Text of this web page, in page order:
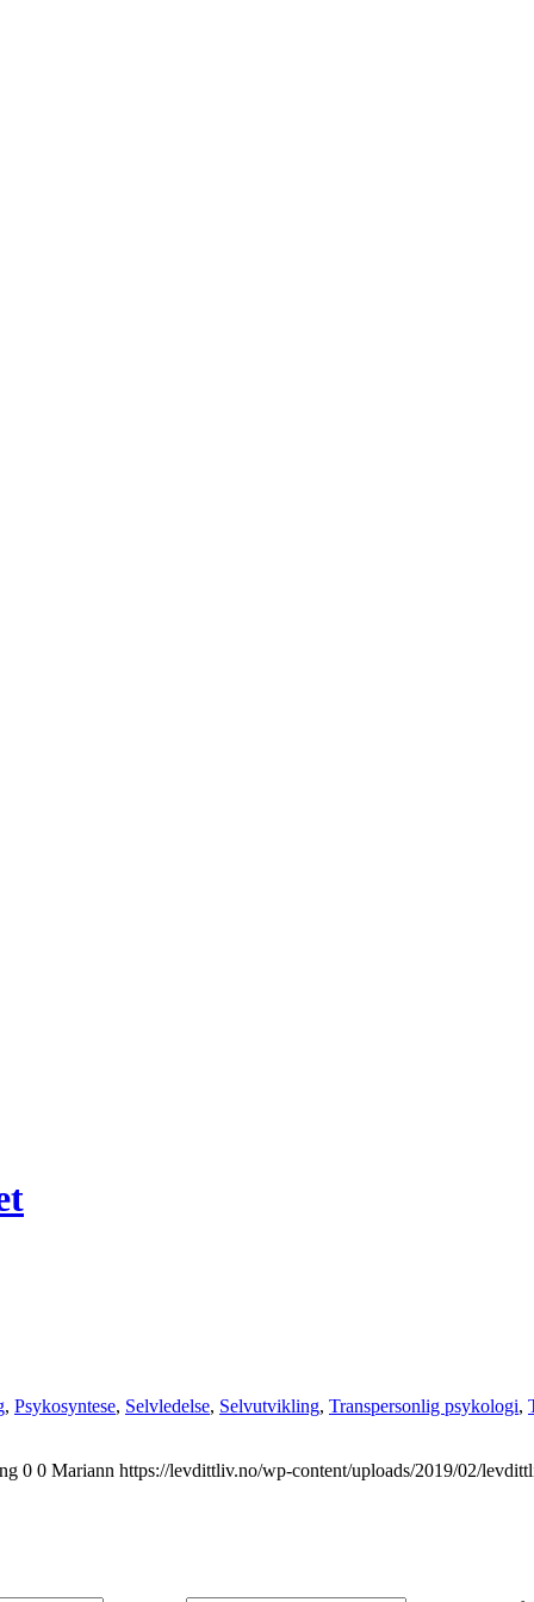
, Psykosyntese, Selvledelse, Selvutvikling, Transpersonlig psykologi,
0 0 Mariann https://levdittliv.no/wp-content/uploads/2019/02/